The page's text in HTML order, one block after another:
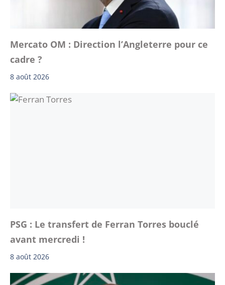
Mercato OM : Direction l’Angleterre pour ce
cadre ?
8 août 2026
PSG : Le transfert de Ferran Torres bouclé
avant mercredi !
8 août 2026